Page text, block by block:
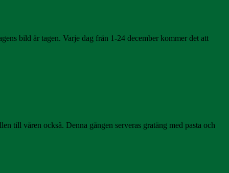
bild är tagen. Varje dag från 1-24 december kommer det att
till våren också. Denna gången serveras gratäng med pasta och